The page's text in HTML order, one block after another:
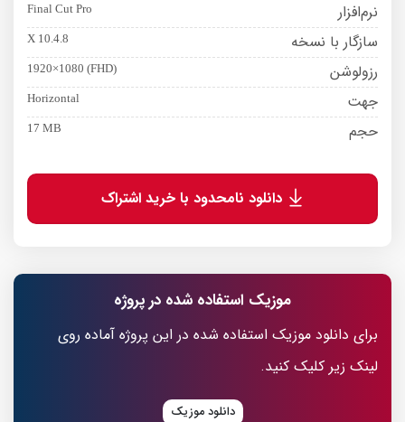
نرم‌افزار Final Cut Pro
سازگار با نسخه X 10.4.8
رزولوشن 1920×1080 (FHD)
جهت Horizontal
حجم 17 MB
دانلود نامحدود با خرید اشتراک
موزیک استفاده شده در پروژه
برای دانلود موزیک استفاده شده در این پروژه آماده روی
لینک زیر کلیک کنید.
دانلود موزیک